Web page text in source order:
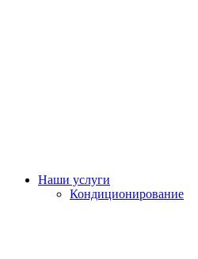
Наши услуги
Кондиционирование